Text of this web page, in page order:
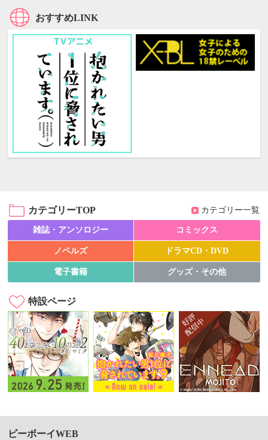
おすすめLINK
カテゴリーTOP カテゴリー一覧
雑誌・アンソロジー コミックス
ノベルズ ドラマCD・DVD
電子書籍 グッズ・その他
特設ページ
ビーボーイWEB